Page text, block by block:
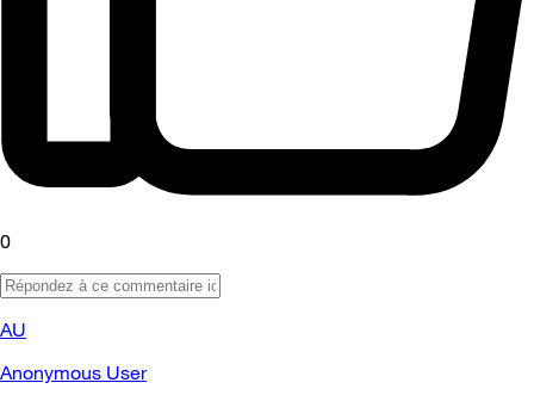
0
AU
Anonymous User